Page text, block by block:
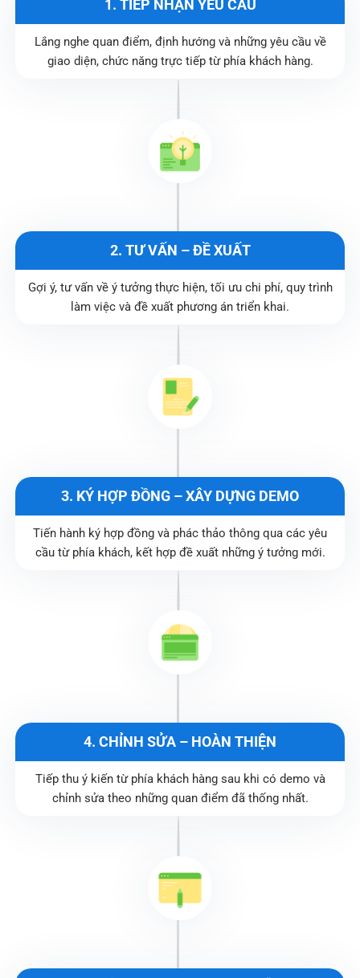
1. TIẾP NHẬN YÊU CẦU
Lắng nghe quan điểm, định hướng và những yêu cầu về
giao diện, chức năng trực tiếp từ phía khách hàng.
2. TƯ VẤN – ĐỀ XUẤT
Gợi ý, tư vấn về ý tưởng thực hiện, tối ưu chi phí, quy trình
làm việc và đề xuất phương án triển khai.
3. KÝ HỢP ĐỒNG – XÂY DỰNG DEMO
Tiến hành ký hợp đồng và phác thảo thông qua các yêu
cầu từ phía khách, kết hợp đề xuất những ý tưởng mới.
4. CHỈNH SỬA – HOÀN THIỆN
Tiếp thu ý kiến từ phía khách hàng sau khi có demo và
chỉnh sửa theo những quan điểm đã thống nhất.